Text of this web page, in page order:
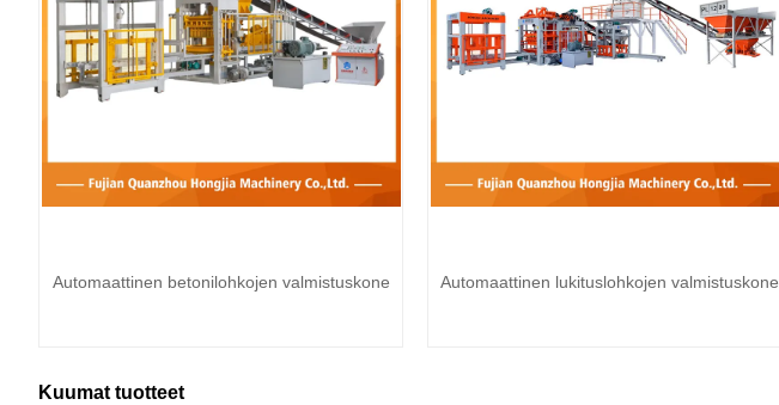
Automaattinen betonilohkojen valmistuskone Automaattinen lukituslohkojen valmistuskone
Kuumat tuotteet